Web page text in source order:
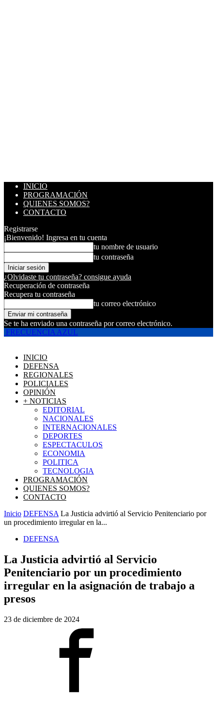
INICIO
PROGRAMACIÓN
QUIENES SOMOS?
CONTACTO
Registrarse
¡Bienvenido! Ingresa en tu cuenta
tu nombre de usuario
tu contraseña
¿Olvidaste tu contraseña? consigue ayuda
Recuperación de contraseña
Recupera tu contraseña
tu correo electrónico
Se te ha enviado una contraseña por correo electrónico.
FRECUENCIA AZUL
INICIO
DEFENSA
REGIONALES
POLICIALES
OPINIÓN
+ NOTICIAS
EDITORIAL
NACIONALES
INTERNACIONALES
DEPORTES
ESPECTACULOS
ECONOMIA
POLITICA
TECNOLOGIA
PROGRAMACIÓN
QUIENES SOMOS?
CONTACTO
Inicio DEFENSA La Justicia advirtió al Servicio Penitenciario por
un procedimiento irregular en la...
DEFENSA
La Justicia advirtió al Servicio
Penitenciario por un procedimiento
irregular en la asignación de trabajo a
presos
23 de diciembre de 2024